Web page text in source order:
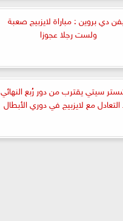
دي بروين : مباراة لايزبيج صعبة
ولست رجلا عجوزا
سيتي يقترب من دور رُبع النهائي
مع لايزبيج في دوري الأبطال